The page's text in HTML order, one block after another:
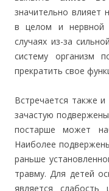
значительно влияет
в целом и нервной
случаях из-за
систему организм
прекратить свое
Встречается также и
зачастую
постарше может
Наиболее
раньше
травму. Для детей
является слабость